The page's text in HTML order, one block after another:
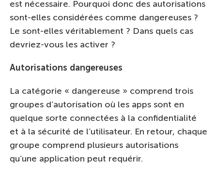
est nécessaire. Pourquoi donc des autorisations
sont-elles considérées comme dangereuses ?
Le sont-elles véritablement ? Dans quels cas
devriez-vous les activer ?
Autorisations dangereuses
La catégorie « dangereuse » comprend trois
groupes d’autorisation où les apps sont en
quelque sorte connectées à la confidentialité
et à la sécurité de l’utilisateur. En retour, chaque
groupe comprend plusieurs autorisations
qu’une application peut requérir.